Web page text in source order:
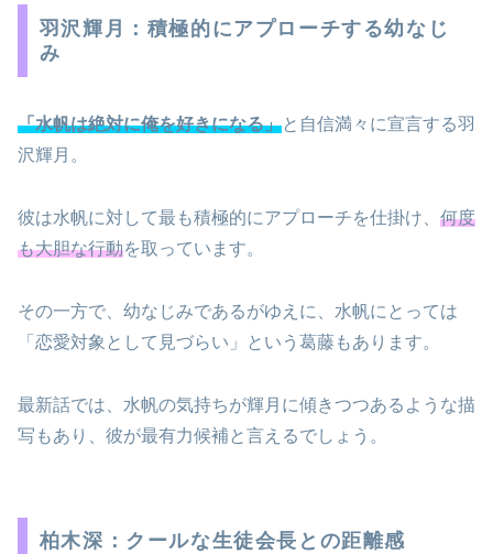
羽沢輝月：積極的にアプローチする幼なじ
み
「水帆は絶対に俺を好きになる」と自信満々に宣言する羽
沢輝月。
彼は水帆に対して最も積極的にアプローチを仕掛け、 何度
も大胆な行動を取っています。
その一方で、幼なじみであるがゆえに、水帆にとっては
「恋愛対象として見づらい」という葛藤もあります。
最新話では、水帆の気持ちが輝月に傾きつつあるような描
写もあり、彼が最有力候補と言えるでしょう。
柏木深：クールな生徒会長との距離感